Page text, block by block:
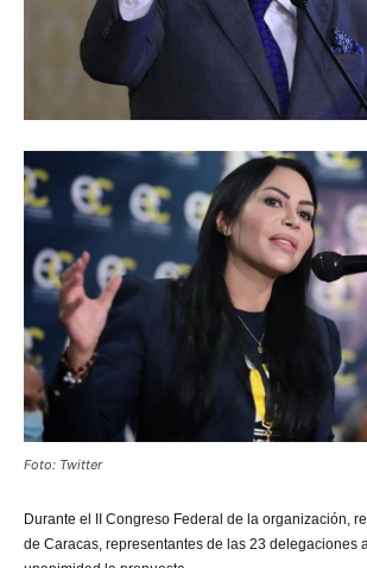
Foto: Twitter
Durante el II Congreso Federal de la organización,
de Caracas, representantes de las 23 delegaciones